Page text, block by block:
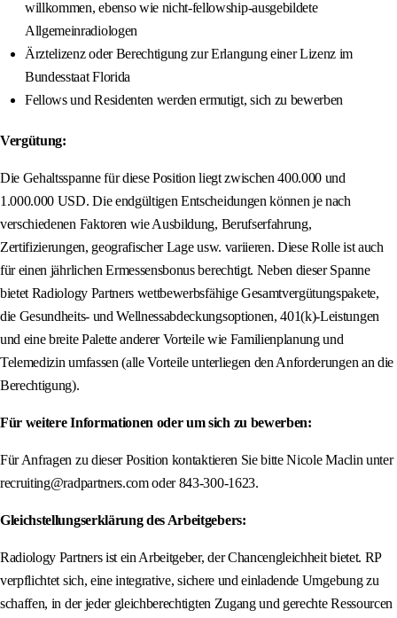
willkommen, ebenso wie nicht-fellowship-ausgebildete
Allgemeinradiologen
Ärztelizenz oder Berechtigung zur Erlangung einer Lizenz im
Bundesstaat Florida
Fellows und Residenten werden ermutigt, sich zu bewerben
Vergütung:
Die Gehaltsspanne für diese Position liegt zwischen 400.000 und
1.000.000 USD. Die endgültigen Entscheidungen können je nach
verschiedenen Faktoren wie Ausbildung, Berufserfahrung,
Zertifizierungen, geografischer Lage usw. variieren. Diese Rolle ist auch
für einen jährlichen Ermessensbonus berechtigt. Neben dieser Spanne
bietet Radiology Partners wettbewerbsfähige Gesamtvergütungspakete,
die Gesundheits- und Wellnessabdeckungsoptionen, 401(k)-Leistungen
und eine breite Palette anderer Vorteile wie Familienplanung und
Telemedizin umfassen (alle Vorteile unterliegen den Anforderungen an die
Berechtigung).
Für weitere Informationen oder um sich zu bewerben:
Für Anfragen zu dieser Position kontaktieren Sie bitte Nicole Maclin unter
recruiting@radpartners.com oder 843‑300‑1623.
Gleichstellungserklärung des Arbeitgebers:
Radiology Partners ist ein Arbeitgeber, der Chancengleichheit bietet. RP
verpflichtet sich, eine integrative, sichere und einladende Umgebung zu
schaffen, in der jeder gleichberechtigten Zugang und gerechte Ressourcen